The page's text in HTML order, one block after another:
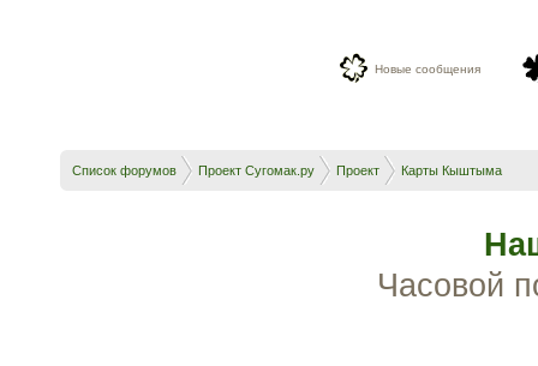
Новые сообщения
Список форумов Проект Сугомак.ру Проект Карты Кыштыма
Часовой